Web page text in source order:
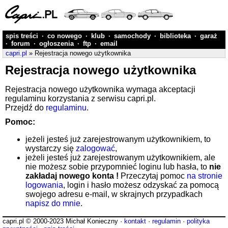
spis treści · co nowego · klub · samochody · biblioteka · garaż
· forum · ogłoszenia · ftp · email
capri.pl » Rejestracja nowego użytkownika
Rejestracja nowego użytkownika
Rejestracja nowego użytkownika wymaga akceptacji
regulaminu korzystania z serwisu capri.pl.
Przejdź do regulaminu.
Pomoc:
jeżeli jesteś już zarejestrowanym użytkownikiem, to
wystarczy się zalogować,
jeżeli jesteś już zarejestrowanym użytkownikiem, ale
nie możesz sobie przypomnieć loginu lub hasła, to nie
zakładaj nowego konta ! Przeczytaj pomoc na stronie
logowania, login i hasło możesz odzyskać za pomocą
swojego adresu e-mail, w skrajnych przypadkach
napisz do mnie.
capri.pl © 2000-2023 Michał Konieczny · kontakt · regulamin · polityka